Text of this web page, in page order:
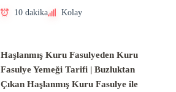
10 dakika Kolay
Haşlanmış Kuru Fasulyeden Kuru
Fasulye Yemeği Tarifi | Buzluktan
Çıkan Haşlanmış Kuru Fasulye ile